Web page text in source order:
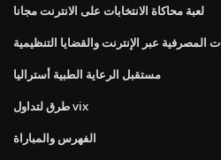
لعبة محاكاة الانتخابات على الانترنت مجانا
عبر الإنترنت والقضايا التنظيمية
مستقبل الرعاية الطبية أستراليا
طرق لتداول vix
الفهرس والمباراة